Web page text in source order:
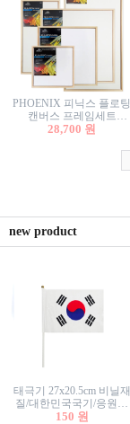
PHOENIX 피닉스 플로팅
캔버스 프레임세트
50x50cm/액자캔버스/인테
28,700 원
new product
태극기 27x20.5cm 비닐재
질/대한민국국기/응원깃
발/행사깃발
150 원